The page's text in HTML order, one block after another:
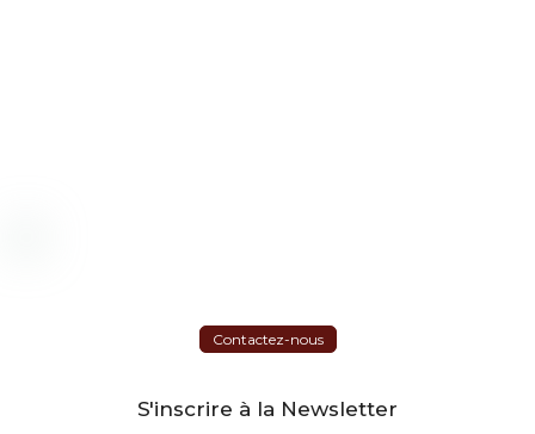
Contactez-nous
S'inscrire à la Newsletter